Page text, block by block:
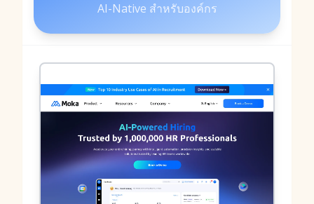
AI-Native สำหรับองค์กร